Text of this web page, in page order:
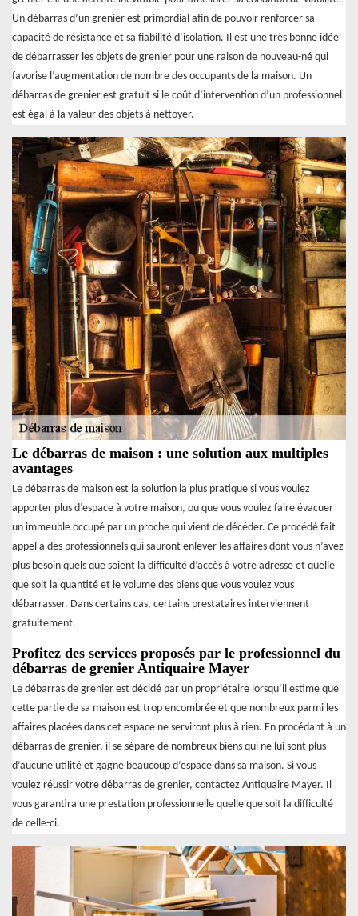
Un débarras d’un grenier est primordial afin de pouvoir renforcer sa
capacité de résistance et sa fiabilité d’isolation. Il est une très bonne idée
de débarrasser les objets de grenier pour une raison de nouveau-né qui
favorise l’augmentation de nombre des occupants de la maison. Un
débarras de grenier est gratuit si le coût d’intervention d’un professionnel
est égal à la valeur des objets à nettoyer.
Le débarras de maison : une solution aux multiples
avantages
Le débarras de maison est la solution la plus pratique si vous voulez
apporter plus d’espace à votre maison, ou que vous voulez faire évacuer
un immeuble occupé par un proche qui vient de décéder. Ce procédé fait
appel à des professionnels qui sauront enlever les affaires dont vous n’avez
plus besoin quels que soient la difficulté d’accès à votre adresse et quelle
que soit la quantité et le volume des biens que vous voulez vous
débarrasser. Dans certains cas, certains prestataires interviennent
gratuitement.
Profitez des services proposés par le professionnel du
débarras de grenier Antiquaire Mayer
Le débarras de grenier est décidé par un propriétaire lorsqu’il estime que
cette partie de sa maison est trop encombrée et que nombreux parmi les
affaires placées dans cet espace ne serviront plus à rien. En procédant à un
débarras de grenier, il se sépare de nombreux biens qui ne lui sont plus
d’aucune utilité et gagne beaucoup d’espace dans sa maison. Si vous
voulez réussir votre débarras de grenier, contactez Antiquaire Mayer. Il
vous garantira une prestation professionnelle quelle que soit la difficulté
de celle-ci.